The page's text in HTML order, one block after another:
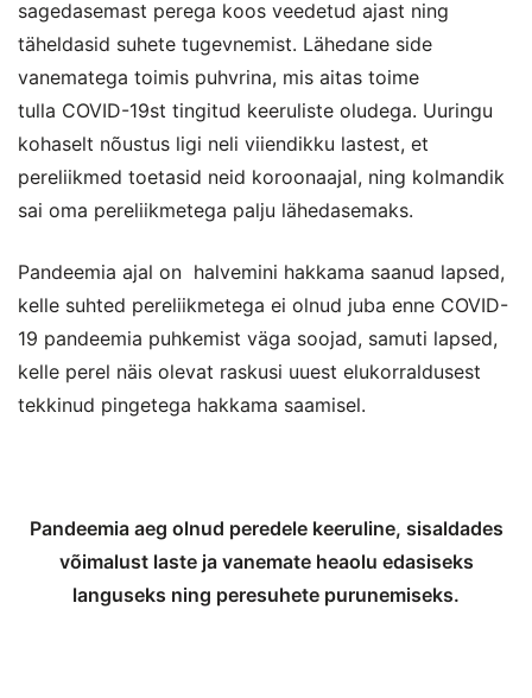
sagedasemast perega koos veedetud ajast ning
täheldasid suhete tugevnemist. Lähedane side
vanematega toimis puhvrina, mis aitas toime
tulla COVID-19st tingitud keeruliste oludega. Uuringu
kohaselt nõustus ligi neli viiendikku lastest, et
pereliikmed toetasid neid koroonaajal, ning kolmandik
sai oma pereliikmetega palju lähedasemaks.
Pandeemia ajal on halvemini hakkama saanud lapsed,
kelle suhted pereliikmetega ei olnud juba enne COVID-
19 pandeemia puhkemist väga soojad, samuti lapsed,
kelle perel näis olevat raskusi uuest elukorraldusest
tekkinud pingetega hakkama saamisel.
Pandeemia aeg olnud peredele keeruline, sisaldades
võimalust laste ja vanemate heaolu edasiseks
languseks ning peresuhete purunemiseks.